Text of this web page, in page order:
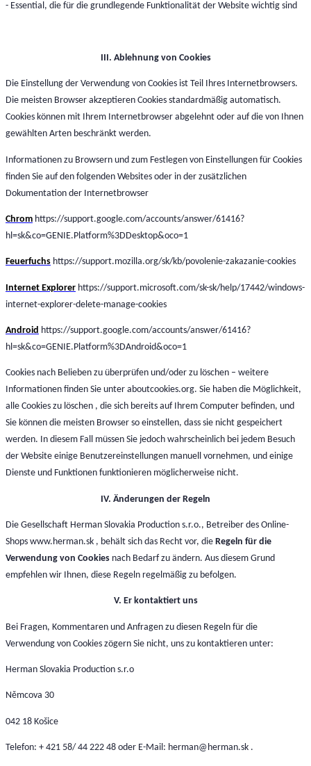
- Essential, die für die grundlegende Funktionalität der Website wichtig sind
III. Ablehnung von Cookies
Die Einstellung der Verwendung von Cookies ist Teil Ihres Internetbrowsers.
Die meisten Browser akzeptieren Cookies standardmäßig automatisch.
Cookies können mit Ihrem Internetbrowser abgelehnt oder auf die von Ihnen
gewählten Arten beschränkt werden.
Informationen zu Browsern und zum Festlegen von Einstellungen für Cookies
finden Sie auf den folgenden Websites oder in der zusätzlichen
Dokumentation der Internetbrowser
Chrom https://support.google.com/accounts/answer/61416?
hl=sk&co=GENIE.Platform%3DDesktop&oco=1
Feuerfuchs https://support.mozilla.org/sk/kb/povolenie-zakazanie-cookies
Internet Explorer https://support.microsoft.com/sk-sk/help/17442/windows-
internet-explorer-delete-manage-cookies
Android https://support.google.com/accounts/answer/61416?
hl=sk&co=GENIE.Platform%3DAndroid&oco=1
Cookies nach Belieben zu überprüfen und/oder zu löschen – weitere
Informationen finden Sie unter aboutcookies.org. Sie haben die Möglichkeit,
alle Cookies zu löschen , die sich bereits auf Ihrem Computer befinden, und
Sie können die meisten Browser so einstellen, dass sie nicht gespeichert
werden. In diesem Fall müssen Sie jedoch wahrscheinlich bei jedem Besuch
der Website einige Benutzereinstellungen manuell vornehmen, und einige
Dienste und Funktionen funktionieren möglicherweise nicht.
IV. Änderungen der Regeln
Die Gesellschaft Herman Slovakia Production s.r.o., Betreiber des Online-
Shops www.herman.sk , behält sich das Recht vor, die Regeln für die
Verwendung von Cookies nach Bedarf zu ändern. Aus diesem Grund
empfehlen wir Ihnen, diese Regeln regelmäßig zu befolgen.
V. Er kontaktiert uns
Bei Fragen, Kommentaren und Anfragen zu diesen Regeln für die
Verwendung von Cookies zögern Sie nicht, uns zu kontaktieren unter:
Herman Slovakia Production s.r.o
Němcova 30
042 18 Košice
Telefon: + 421 58/ 44 222 48 oder E-Mail: herman@herman.sk .